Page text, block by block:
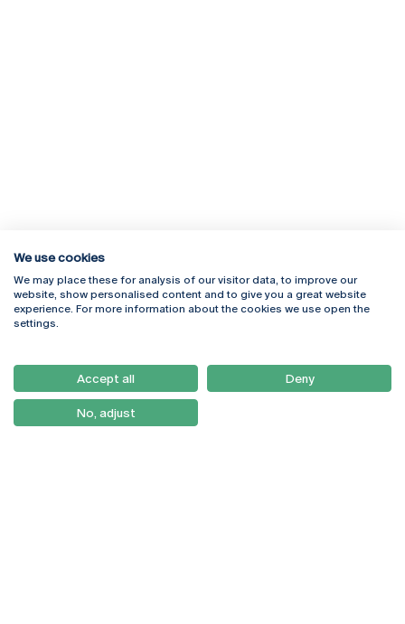
Rua Diogo Botelho 1327
4169-005 Porto
+351 226 196 240
Campus Online
Webmail
Como Chegar
Newsletter
We use cookies
We may place these for analysis of our visitor data, to improve our
website, show personalised content and to give you a great website
experience. For more information about the cookies we use open the
settings.
Accept all Deny
No, adjust